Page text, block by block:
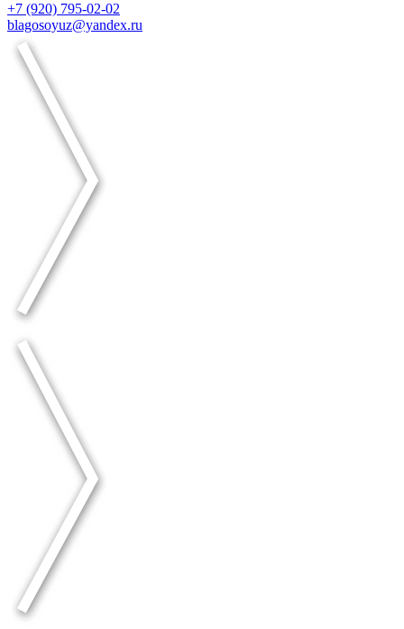
+7 (920) 795-02-02
blagosoyuz@yandex.ru